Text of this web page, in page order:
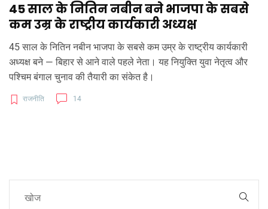
45 साल के नितिन नबीन बने भाजपा के सबसे
कम उम्र के राष्ट्रीय कार्यकारी अध्यक्ष
45 साल के नितिन नबीन भाजपा के सबसे कम उम्र के राष्ट्रीय कार्यकारी
अध्यक्ष बने — बिहार से आने वाले पहले नेता। यह नियुक्ति युवा नेतृत्व और
पश्चिम बंगाल चुनाव की तैयारी का संकेत है।
राजनीति 14